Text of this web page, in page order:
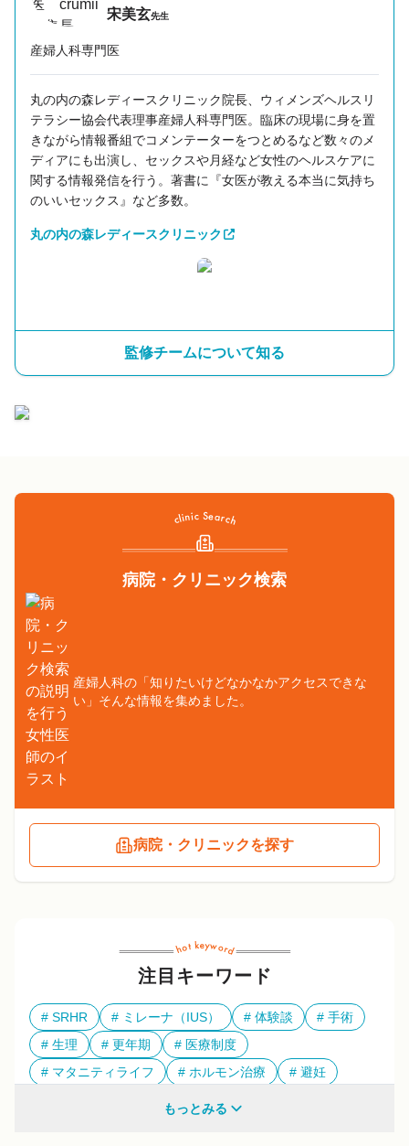
宋美玄先生
産婦人科専門医
丸の内の森レディースクリニック院長、ウィメンズヘルスリ
テラシー協会代表理事産婦人科専門医。臨床の現場に身を置
きながら情報番組でコメンテーターをつとめるなど数々のメ
ディアにも出演し、セックスや月経など女性のヘルスケアに
関する情報発信を行う。著書に『女医が教える本当に気持ち
のいいセックス』など多数。
丸の内の森レディースクリニック
監修チームについて知る
病院・クリニック検索
産婦人科の「知りたいけどなかなかアクセスできな
い」そんな情報を集めました。
病院・クリニックを探す
注目キーワード
SRHR ミレーナ（IUS） 体験談
手術
生理
更年期
医療制度
マタニティライフ
ホルモン治療
避妊
もっとみる